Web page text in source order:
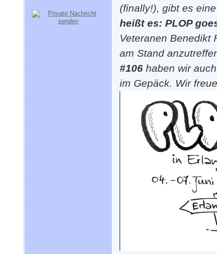
(finally!), gibt es
heißt es: PLOP
Veteranen Benedikt
am Stand
#106 haben wir
im Gepäck. Wir